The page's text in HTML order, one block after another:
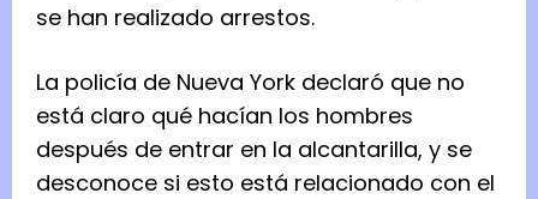
se han realizado arrestos.
La policía de Nueva York declaró que no
está claro qué hacían los hombres
después de entrar en la alcantarilla, y se
desconoce si esto está relacionado con el